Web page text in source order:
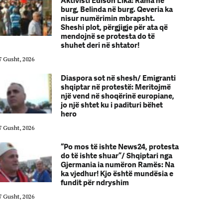
burg, Belinda në burg. Qeveria ka
nisur numërimin mbrapsht.
Sheshi plot, përgjigje për ata që
mendojnë se protesta do të
shuhet deri në shtator!
Gusht, 2026
Diaspora sot në shesh/ Emigranti
shqiptar në protestë: Meritojmë
një vend në shoqërinë europiane,
jo një shtet ku i padituri bëhet
hero
Gusht, 2026
“Po mos të ishte News24, protesta
do të ishte shuar”/ Shqiptari nga
Gjermania ia numëron Ramës: Na
ka vjedhur! Kjo është mundësia e
fundit për ndryshim
Gusht, 2026